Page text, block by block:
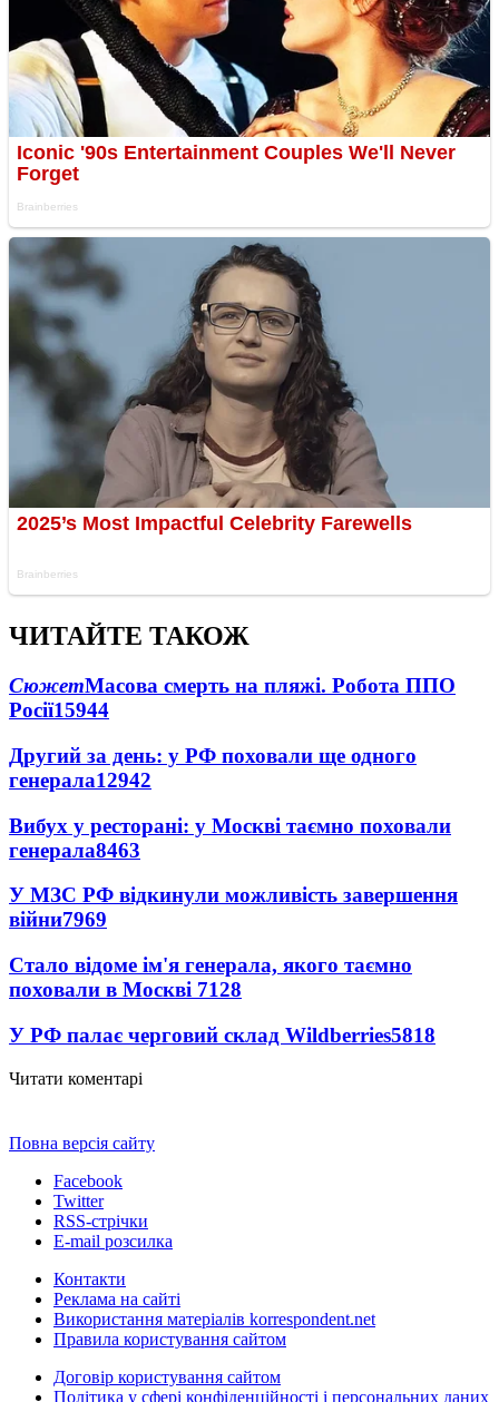
ЧИТАЙТЕ ТАКОЖ
СюжетМасова смерть на пляжі. Робота ППО
Росії15944
Другий за день: у РФ поховали ще одного
генерала12942
Вибух у ресторані: у Москві таємно поховали
генерала8463
У МЗС РФ відкинули можливість завершення
війни7969
Стало відоме ім'я генерала, якого таємно
поховали в Москві 7128
У РФ палає черговий склад Wildberries5818
Читати коментарі
Повна версія сайту
Facebook
Twitter
RSS-стрічки
E-mail розсилка
Контакти
Реклама на сайті
Використання матеріалів korrespondent.net
Правила користування сайтом
Договір користування сайтом
Політика у сфері конфіденційності і персональних даних